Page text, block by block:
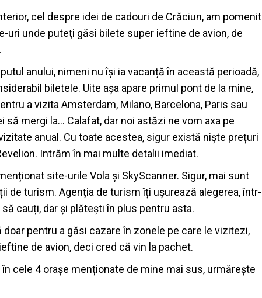
cel despre idei de cadouri de Crăciun, am pomenit
uri unde puteți găsi bilete super ieftine de avion, de
anului, nimeni nu își ia vacanță în această perioadă,
biletele. Uite așa apare primul pont de la mine,
a vizita Amsterdam, Milano, Barcelona, Paris sau
să mergi la… Calafat, dar noi astăzi ne vom axa pe
anual. Cu toate acestea, sigur există niște prețuri
Intrăm în mai multe detalii imediat.
site-urile Vola și SkyScanner. Sigur, mai sunt
de turism. Agenția de turism îți ușurează alegerea, într-
cauți, dar și plătești în plus pentru asta.
pentru a găsi cazare în zonele pe care le vizitezi,
de avion, deci cred că vin la pachet.
cele 4 orașe menționate de mine mai sus, urmărește